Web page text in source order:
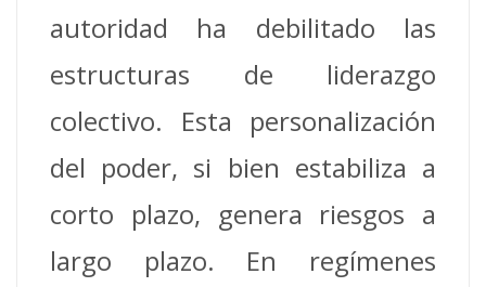
autoridad ha debilitado las
estructuras de liderazgo
colectivo. Esta personalización
del poder, si bien estabiliza a
corto plazo, genera riesgos a
largo plazo. En regímenes